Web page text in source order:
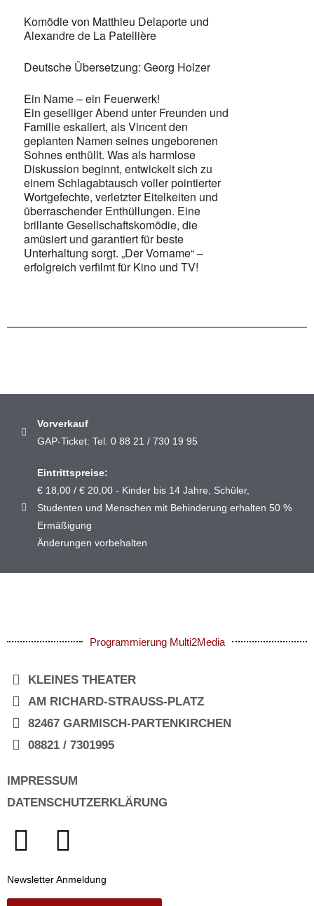
Komödie von Matthieu Delaporte und
Alexandre de La Patellière
Deutsche Übersetzung: Georg Holzer
Ein Name – ein Feuerwerk!
Ein geselliger Abend unter Freunden und
Familie eskaliert, als Vincent den
geplanten Namen seines ungeborenen
Sohnes enthüllt. Was als harmlose
Diskussion beginnt, entwickelt sich zu
einem Schlagabtausch voller pointierter
Wortgefechte, verletzter Eitelkeiten und
überraschender Enthüllungen. Eine
brillante Gesellschaftskomödie, die
amüsiert und garantiert für beste
Unterhaltung sorgt. „Der Vorname“ –
erfolgreich verfilmt für Kino und TV!
Vorverkauf
GAP-Ticket: Tel. 0 88 21 / 730 19 95
Eintrittspreise:
€ 18,00 /€ 20,00 - Kinder bis 14 Jahre, Schüler,
Studenten und Menschen mit Behinderung erhalten 50 %
Ermäßigung
Änderungen vorbehalten
Programmierung Multi2Media
KLEINES THEATER
AM RICHARD-STRAUSS-PLATZ
82467 GARMISCH-PARTENKIRCHEN
08821 / 7301995
IMPRESSUM
DATENSCHUTZERKLÄRUNG
Newsletter Anmeldung